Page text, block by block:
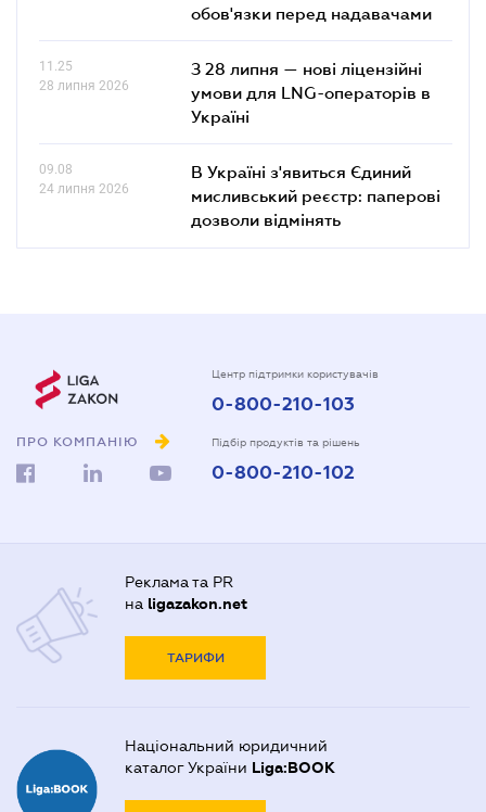
обов'язки перед надавачами
11.25
28 липня 2026
З 28 липня — нові ліцензійні
умови для LNG-операторів в
Україні
09.08
24 липня 2026
В Україні з'явиться Єдиний
мисливський реєстр: паперові
дозволи відмінять
ПРО КОМПАНІЮ
Центр підтримки користувачів
0-800-210-103
Підбір продуктів та рішень
0-800-210-102
Реклама та PR
на ligazakon.net
ТАРИФИ
Національний юридичний
каталог України Liga:BOOK